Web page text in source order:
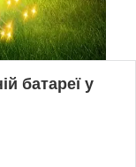
батареї у